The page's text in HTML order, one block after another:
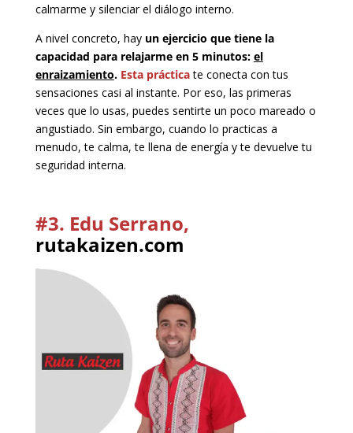
calmarme y silenciar el diálogo interno.
A nivel concreto, hay un ejercicio que tiene la
capacidad para relajarme en 5 minutos: el
enraizamiento. Esta prácticate conecta con tus
sensaciones casi al instante. Por eso, las primeras
veces que lo usas, puedes sentirte un poco mareado o
angustiado. Sin embargo, cuando lo practicas a
menudo, te calma, te llena de energía y te devuelve tu
seguridad interna.
#3. Edu Serrano,
rutakaizen.com